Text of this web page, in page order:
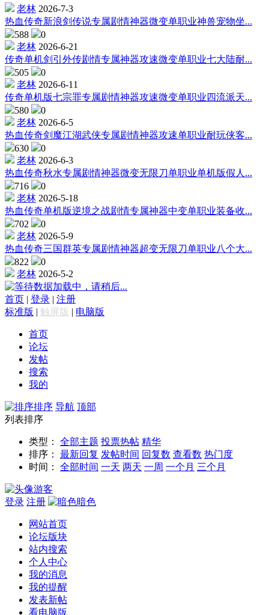
老林 2026-7-3
热血传奇新浪剑传说专属剧情神器微变单职业神兽宠物坐...
588
0
老林 2026-6-21
传奇单机剑引外传剧情专属神器攻速微变单职业七大陆耐...
505
0
老林 2026-6-11
传奇单机版七宗罪专属剧情神器攻速微变单职业四流派天...
580
0
老林 2026-6-5
热血传奇剑魔江湖武侠专属剧情神器攻速单职业耐玩侠客...
630
0
老林 2026-6-3
热血传奇秋水专属剧情神器微变无限刀单职业单机版假人...
716
0
老林 2026-5-18
热血传奇单机版逆境之战剧情专属神器中变单职业装备收...
702
0
老林 2026-5-9
热血传奇三国群英专属剧情神器超变无限刀单职业八个大...
822
0
老林 2026-5-2
数据加载中，请稍后...
首页 | 登录 | 注册
标准版 | 触屏版 | 电脑版
首页
论坛
发帖
搜索
我的
排序 导航 顶部
列表排序
类型： 全部主题 投票热帖 精华
排序：
最新回复 发帖时间 回复数 查看数 热门度
时间：
全部时间 一天 两天 一周 一个月 三个月
游客
登录 注册 暗色
网站首页
论坛版块
站内搜索
个人中心
我的消息
我的提醒
发表新帖
看电脑版